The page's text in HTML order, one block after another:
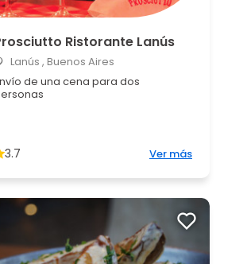
Ristorante Lanús
Lanús , Buenos Aires
de una cena para dos
3.7 Ver más